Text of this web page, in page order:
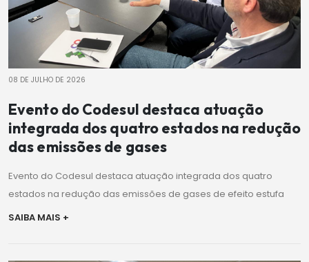
08 DE JULHO DE 2026
Evento do Codesul destaca atuação
integrada dos quatro estados na redução
das emissões de gases
Evento do Codesul destaca atuação integrada dos quatro
estados na redução das emissões de gases de efeito estufa
SAIBA MAIS +